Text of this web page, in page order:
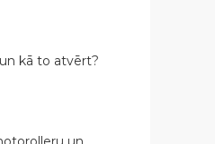
kā to atvērt?